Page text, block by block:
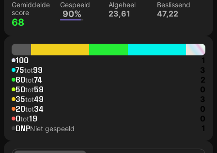
Gemiddelde
score
68
Gespeeld
90%
Algeheel
23,61
Beslissend
47,22
100 1
75tot99 3
60tot74 2
50tot59 0
35tot49 3
20tot34 0
0tot19 0
DNPNiet gespeeld 1